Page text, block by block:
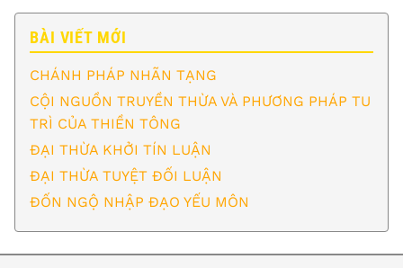
BÀI VIẾT MỚI
CHÁNH PHÁP NHÃN TẠNG
CỘI NGUỒN TRUYỀN THỪA VÀ PHƯƠNG PHÁP TU
TRÌ CỦA THIỀN TÔNG
ĐẠI THỪA KHỞI TÍN LUẬN
ĐẠI THỪA TUYỆT ĐỐI LUẬN
ĐỐN NGỘ NHẬP ĐẠO YẾU MÔN